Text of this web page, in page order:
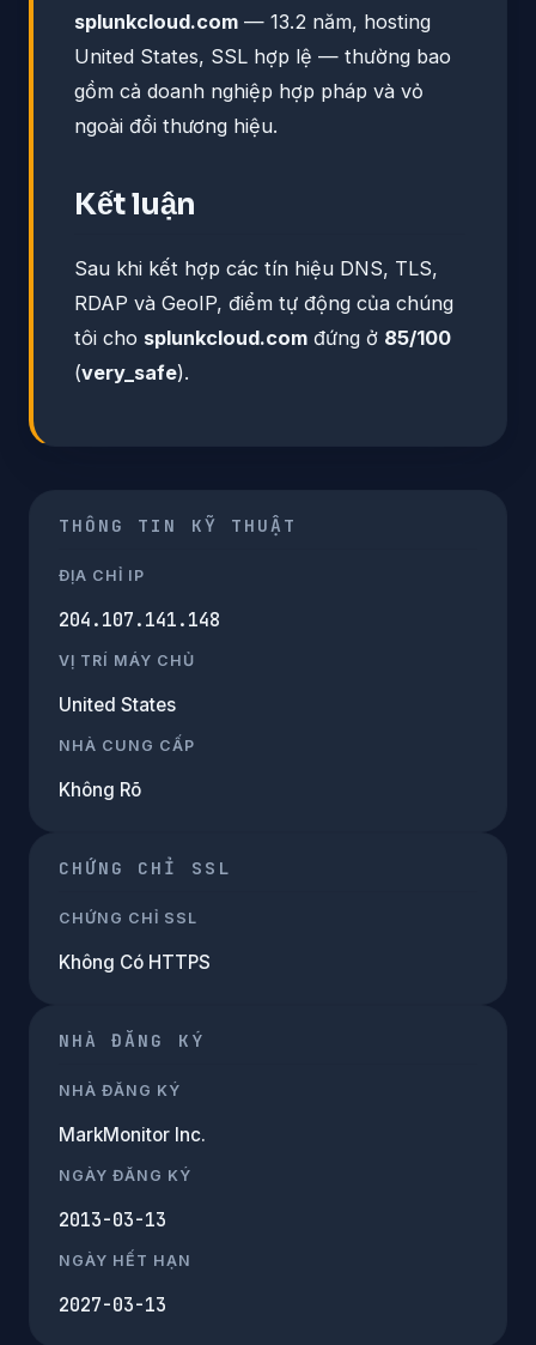
splunkcloud.com — 13.2 năm, hosting
United States, SSL hợp lệ — thường bao
gồm cả doanh nghiệp hợp pháp và vỏ
ngoài đổi thương hiệu.
Kết luận
Sau khi kết hợp các tín hiệu DNS, TLS,
RDAP và GeoIP, điểm tự động của chúng
tôi cho splunkcloud.com đứng ở 85/100
(very_safe).
THÔNG TIN KỸ THUẬT
ĐỊA CHỈ IP
204.107.141.148
VỊ TRÍ MÁY CHỦ
United States
NHÀ CUNG CẤP
Không Rõ
CHỨNG CHỈ SSL
CHỨNG CHỈ SSL
Không Có HTTPS
NHÀ ĐĂNG KÝ
NHÀ ĐĂNG KÝ
MarkMonitor Inc.
NGÀY ĐĂNG KÝ
2013-03-13
NGÀY HẾT HẠN
2027-03-13